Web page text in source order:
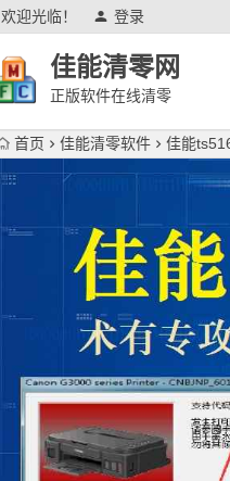
欢迎光临！ 登录
佳能清零网
正版软件在线清零
首页 佳能清零软件 佳能